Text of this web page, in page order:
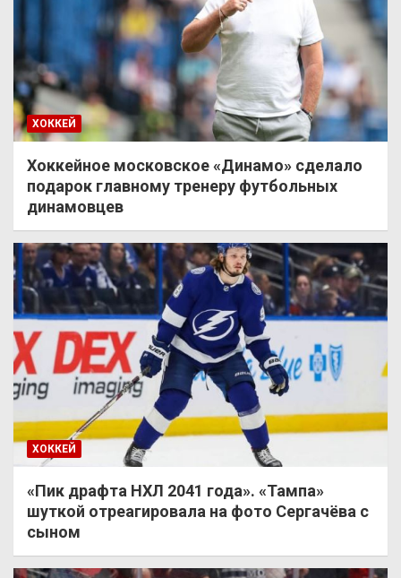
ХОККЕЙ
Хоккейное московское «Динамо» сделало
подарок главному тренеру футбольных
динамовцев
ХОККЕЙ
«Пик драфта НХЛ 2041 года». «Тампа»
шуткой отреагировала на фото Сергачёва с
сыном